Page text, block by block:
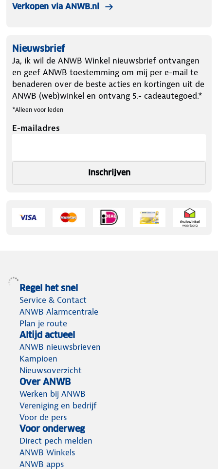
Verkopen via ANWB.nl
Nieuwsbrief
Ja, ik wil de ANWB Winkel nieuwsbrief ontvangen
en geef ANWB toestemming om mij per e-mail te
benaderen over de beste acties en kortingen uit de
ANWB (web)winkel en ontvang 5.- cadeautegoed.*
*Alleen voor leden
E-mailadres
Inschrijven
Regel het snel
Service & Contact
ANWB Alarmcentrale
Plan je route
Altijd actueel
ANWB nieuwsbrieven
Kampioen
Nieuwsoverzicht
Over ANWB
Werken bij ANWB
Vereniging en bedrijf
Voor de pers
Voor onderweg
Direct pech melden
ANWB Winkels
ANWB apps